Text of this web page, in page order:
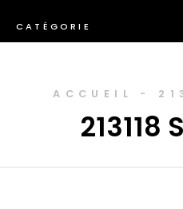
CATÉGORIE
ACCUEIL -
213118